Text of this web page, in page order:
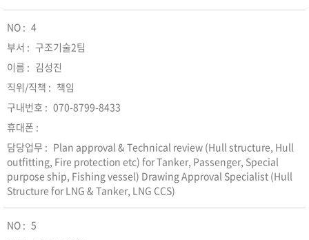
4
구조기술2팀
김성진
책임
070-8799-8433
Plan approval & Technical review (Hull structure, Hull
outfitting, Fire protection etc) for Tanker, Passenger, Special
purpose ship, Fishing vessel) Drawing Approval Specialist (Hull
Structure for LNG & Tanker, LNG CCS)
5